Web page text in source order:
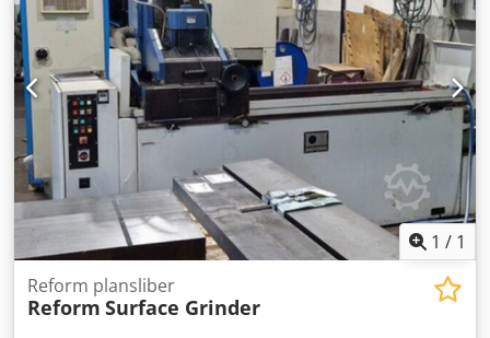
oplysninger. Crodpfx Aezb Et Dod Ief - Producent: ELB -
Arbejdsområde: 1.500 mm x 500 mm - Produktionsår: 1989
- Stand: Meget god / Fuldt funktionsdygtig
1 / 1
Reform plansliber
Reform Surface Grinder